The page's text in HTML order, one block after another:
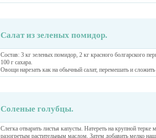
Салат из зеленых помидор.
Состав: 3 кг зеленых помидор, 2 кг красного болгарского
100 г сахара.
Овощи нарезать как на обычный салат, перемешать и
Соленые голубцы.
Слегка отварить листья капусты. Натереть на крупной
разогретым растительным маслом. Затем добавить мелко